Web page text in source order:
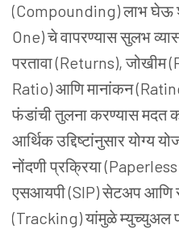
(Compounding) लाभ घेऊ
One) चे वापरण्यास सुलभ
परतावा (Returns), जोखीम
Ratio) आणि मानांकन
फंडांची तुलना करण्यास मदत
आर्थिक उद्दिष्टांनुसार योग्य
नोंदणी प्रक्रिया
एसआयपी (SIP) सेटअप आणि
(Tracking) यांमुळे म्युच्युअल